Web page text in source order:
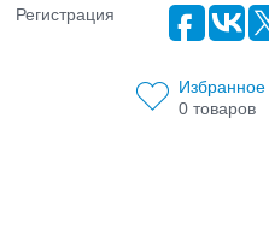
Регистрация
Избранное
0 товаров